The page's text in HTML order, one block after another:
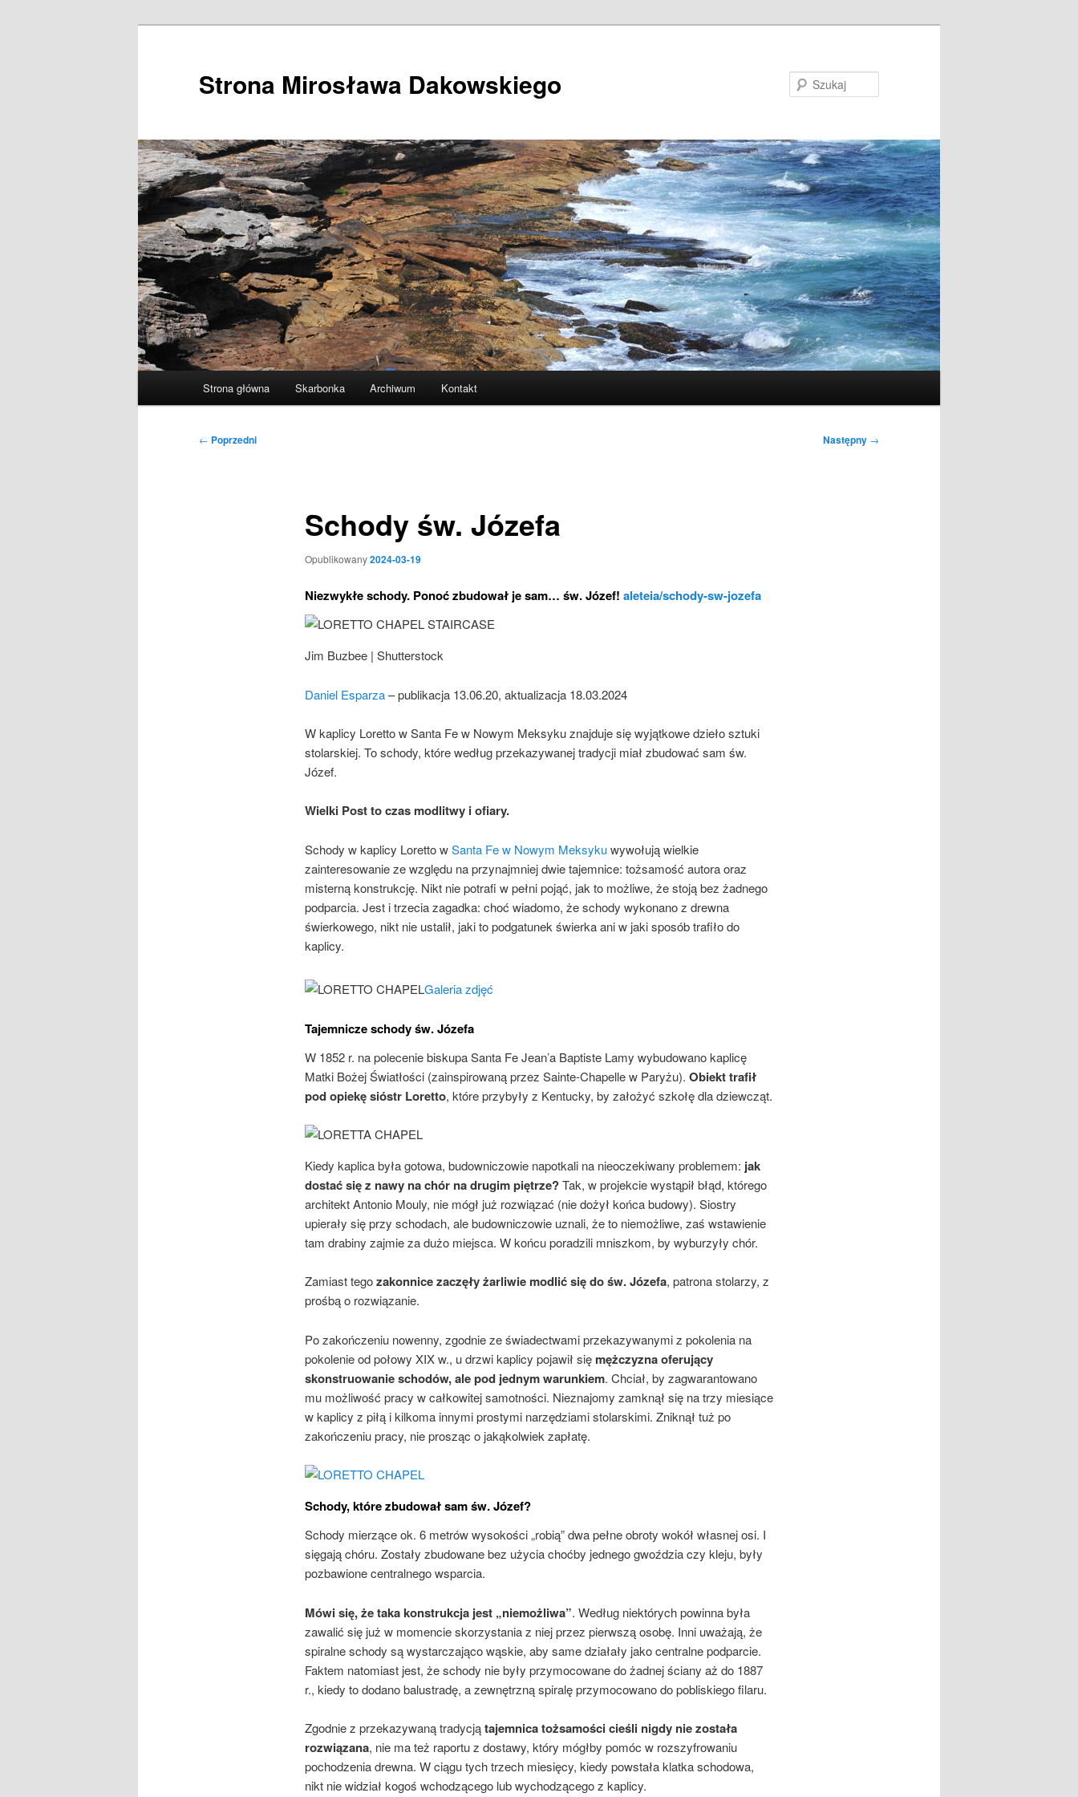
Strona Mirosława Dakowskiego
Strona główna Skarbonka Archiwum Kontakt
Nawigacja
← Poprzedni Następny →
Schody św. Józefa
Opublikowany2024-03-19
Niezwykłe schody. Ponoć zbudował je sam… św. Józef! aleteia/schody-sw-jozefa
Jim Buzbee | Shutterstock
Daniel Esparza– publikacja 13.06.20, aktualizacja 18.03.2024
W kaplicy Loretto w Santa Fe w Nowym Meksyku znajduje się wyjątkowe dzieło sztuki
stolarskiej. To schody, które według przekazywanej tradycji miał zbudować sam św.
Józef.
Wielki Post to czas modlitwy i ofiary.
Schody w kaplicy Loretto wSanta Fe w Nowym Meksykuwywołują wielkie
zainteresowanie ze względu na przynajmniej dwie tajemnice: tożsamość autora oraz
misterną konstrukcję. Nikt nie potrafi w pełni pojąć, jak to możliwe, że stoją bez żadnego
podparcia. Jest i trzecia zagadka: choć wiadomo, że schody wykonano z drewna
świerkowego, nikt nie ustalił, jaki to podgatunek świerka ani w jaki sposób trafiło do
kaplicy.
Galeria zdjęć
Tajemnicze schody św. Józefa
W 1852 r. na polecenie biskupa Santa Fe Jean’a Baptiste Lamy wybudowano kaplicę
Matki Bożej Światłości (zainspirowaną przez Sainte-Chapelle w Paryżu). Obiekt trafił
pod opiekę sióstr Loretto, które przybyły z Kentucky, by założyć szkołę dla dziewcząt.
Kiedy kaplica była gotowa, budowniczowie napotkali na nieoczekiwany problemem: jak
dostać się z nawy na chór na drugim piętrze?Tak, w projekcie wystąpił błąd, którego
architekt Antonio Mouly, nie mógł już rozwiązać (nie dożył końca budowy). Siostry
upierały się przy schodach, ale budowniczowie uznali, że to niemożliwe, zaś wstawienie
tam drabiny zajmie za dużo miejsca. W końcu poradzili mniszkom, by wyburzyły chór.
Zamiast tegozakonnice zaczęły żarliwie modlić się do św. Józefa, patrona stolarzy, z
prośbą o rozwiązanie.
Po zakończeniu nowenny, zgodnie ze świadectwami przekazywanymi z pokolenia na
pokolenie od połowy XIX w., u drzwi kaplicy pojawił się mężczyzna oferujący
skonstruowanie schodów, ale pod jednym warunkiem. Chciał, by zagwarantowano
mu możliwość pracy w całkowitej samotności. Nieznajomy zamknął się na trzy miesiące
w kaplicy z piłą i kilkoma innymi prostymi narzędziami stolarskimi. Zniknął tuż po
zakończeniu pracy, nie prosząc o jakąkolwiek zapłatę.
Schody, które zbudował sam św. Józef?
Schody mierzące ok. 6 metrów wysokości „robią” dwa pełne obroty wokół własnej osi. I
sięgają chóru. Zostały zbudowane bez użycia choćby jednego gwoździa czy kleju, były
pozbawione centralnego wsparcia.
Mówi się, że taka konstrukcja jest „niemożliwa”. Według niektórych powinna była
zawalić się już w momencie skorzystania z niej przez pierwszą osobę. Inni uważają, że
spiralne schody są wystarczająco wąskie, aby same działały jako centralne podparcie.
Faktem natomiast jest, że schody nie były przymocowane do żadnej ściany aż do 1887
r., kiedy to dodano balustradę, a zewnętrzną spiralę przymocowano do pobliskiego filaru.
Zgodnie z przekazywaną tradycjątajemnica tożsamości cieśli nigdy nie została
rozwiązana, nie ma też raportu z dostawy, który mógłby pomóc w rozszyfrowaniu
pochodzenia drewna. W ciągu tych trzech miesięcy, kiedy powstała klatka schodowa,
nikt nie widział kogoś wchodzącego lub wychodzącego z kaplicy.